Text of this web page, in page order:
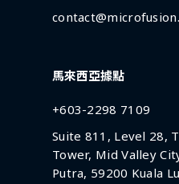
馬來西亞據點
+603-2298 7109
Suite 811, Level 28,
Tower, Mid Valley
Putra, 59200 Kuala